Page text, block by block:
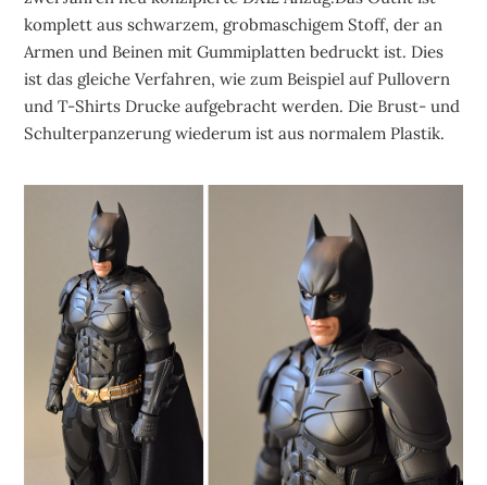
komplett aus schwarzem, grobmaschigem Stoff, der an
Armen und Beinen mit Gummiplatten bedruckt ist. Dies
ist das gleiche Verfahren, wie zum Beispiel auf Pullovern
und T-Shirts Drucke aufgebracht werden. Die Brust- und
Schulterpanzerung wiederum ist aus normalem Plastik.